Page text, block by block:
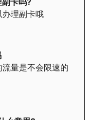
理副卡哦
量是不会限速的